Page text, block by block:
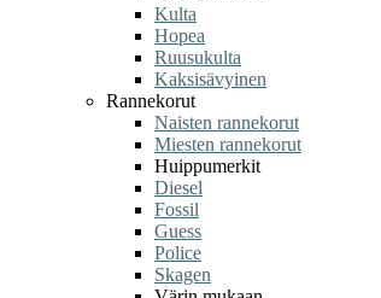
Kulta
Hopea
Ruusukulta
Kaksisävyinen
Rannekorut
Naisten rannekorut
Miesten rannekorut
Huippumerkit
Diesel
Fossil
Guess
Police
Skagen